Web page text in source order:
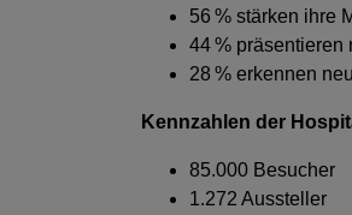
56 % stärken ihre
44 % präsentieren
28 % erkennen
Kennzahlen der
85.000 Besucher
1.272 Aussteller